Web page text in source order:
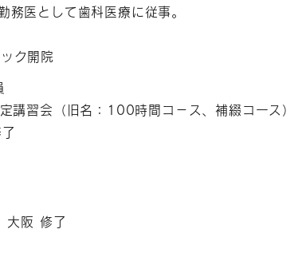
務医として歯科医療に従事。
ク開院
講習会（旧名：100時間コ－ス、補綴コース）
大阪 修了